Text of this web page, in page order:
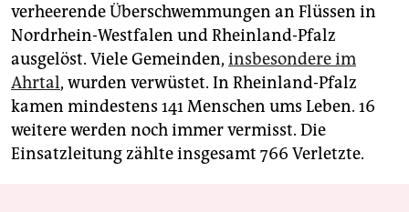
verheerende Überschwemmungen an Flüssen in
Nordrhein-Westfalen und Rheinland-Pfalz
ausgelöst. Viele Gemeinden, insbesondere im
Ahrtal, wurden verwüstet. In Rheinland-Pfalz
kamen mindestens 141 Menschen ums Leben. 16
weitere werden noch immer vermisst. Die
Einsatzleitung zählte insgesamt 766 Verletzte.